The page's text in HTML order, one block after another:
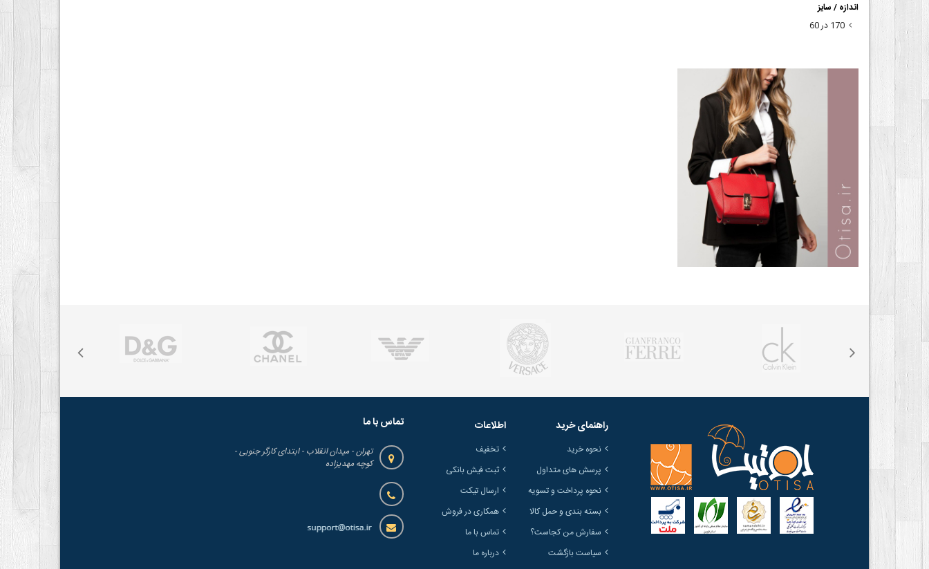
اندازه / سایز
170 در 60
راهنمای خرید
نحوه خرید
پرسش های متداول
نحوه پرداخت و تسویه
بسته بندی و حمل کالا
سفارش من کجاست؟
سیاست بازگشت
اطلاعات
تخفیف
ثبت فیش بانکی
ارسال تیکت
همکاری در فروش
تماس با ما
درباره ما
تماس با ما
تهران - میدان انقلاب - ابتدای کارگر جنوبی -
کوچه مهدیزاده